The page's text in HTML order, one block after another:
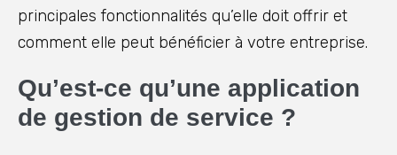
principales fonctionnalités qu’elle doit offrir et
comment elle peut bénéficier à votre entreprise.
Qu’est-ce qu’une application
de gestion de service ?